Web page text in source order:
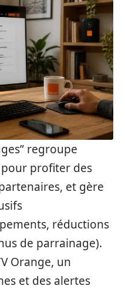
regroupe
profiter des
et gère
réductions
de parrainage).
Orange, un
et des alertes